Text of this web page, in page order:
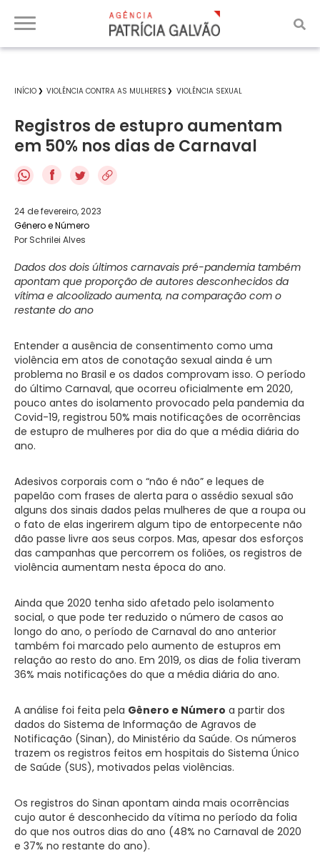
INÍCIO VIOLÊNCIA CONTRA AS MULHERES VIOLÊNCIA SEXUAL
Registros de estupro aumentam
em 50% nos dias de Carnaval
f
24 de fevereiro, 2023
Gênero e Número
Por Schrilei Alves
Dados dos dois últimos carnavais pré-pandemia também
apontam que proporção de autores desconhecidos da
vítima e alcoolizado aumenta, na comparação com o
restante do ano
Entender a ausência de consentimento como uma
violência em atos de conotação sexual ainda é um
problema no Brasil e os dados comprovam isso. O período
do último Carnaval, que ocorreu oficialmente em 2020,
pouco antes do isolamento provocado pela pandemia da
Covid-19, registrou 50% mais notificações de ocorrências
de estupro de mulheres por dia do que a média diária do
ano.
Adesivos corporais com o “não é não” e leques de
papelão com frases de alerta para o assédio sexual são
alguns dos sinais dados pelas mulheres de que a roupa ou
o fato de elas ingerirem algum tipo de entorpecente não
dão passe livre aos seus corpos. Mas, apesar dos esforços
das campanhas que percorrem os foliões, os registros de
violência aumentam nesta época do ano.
Ainda que 2020 tenha sido afetado pelo isolamento
social, o que pode ter reduzido o número de casos ao
longo do ano, o período de Carnaval do ano anterior
também foi marcado pelo aumento de estupros em
relação ao resto do ano. Em 2019, os dias de folia tiveram
36% mais notificações do que a média diária do ano.
A análise foi feita pela Gênero e Número a partir dos
dados do Sistema de Informação de Agravos de
Notificação (Sinan), do Ministério da Saúde. Os números
trazem os registros feitos em hospitais do Sistema Único
de Saúde (SUS), motivados pelas violências.
Os registros do Sinan apontam ainda mais ocorrências
cujo autor é desconhecido da vítima no período da folia
do que nos outros dias do ano (48% no Carnaval de 2020
e 37% no restante do ano).